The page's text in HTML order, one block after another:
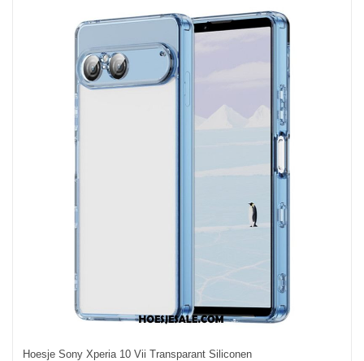
Hoesje Sony Xperia 10 Vii Transparant Siliconen